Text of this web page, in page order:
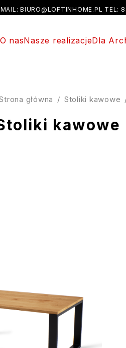
BIURO@LOFTINHOME.PL
O nasNasze realizacjeDla
kawowe
główna / Stoliki kawowe